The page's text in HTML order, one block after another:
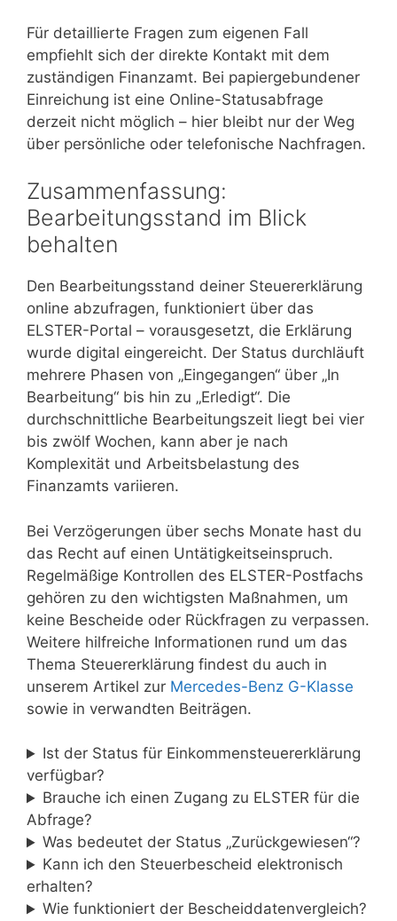
Für detaillierte Fragen zum eigenen Fall
empfiehlt sich der direkte Kontakt mit dem
zuständigen Finanzamt. Bei papiergebundener
Einreichung ist eine Online-Statusabfrage
derzeit nicht möglich – hier bleibt nur der Weg
über persönliche oder telefonische Nachfragen.
Zusammenfassung:
Bearbeitungsstand im Blick
behalten
Den Bearbeitungsstand deiner Steuererklärung
online abzufragen, funktioniert über das
ELSTER-Portal – vorausgesetzt, die Erklärung
wurde digital eingereicht. Der Status durchläuft
mehrere Phasen von „Eingegangen“ über „In
Bearbeitung“ bis hin zu „Erledigt“. Die
durchschnittliche Bearbeitungszeit liegt bei vier
bis zwölf Wochen, kann aber je nach
Komplexität und Arbeitsbelastung des
Finanzamts variieren.
Bei Verzögerungen über sechs Monate hast du
das Recht auf einen Untätigkeitseinspruch.
Regelmäßige Kontrollen des ELSTER-Postfachs
gehören zu den wichtigsten Maßnahmen, um
keine Bescheide oder Rückfragen zu verpassen.
Weitere hilfreiche Informationen rund um das
Thema Steuererklärung findest du auch in
unserem Artikel zur Mercedes-Benz G-Klasse
sowie in verwandten Beiträgen.
Ist der Status für Einkommensteuererklärung
verfügbar?
Brauche ich einen Zugang zu ELSTER für die
Abfrage?
Was bedeutet der Status „Zurückgewiesen“?
Kann ich den Steuerbescheid elektronisch
erhalten?
Wie funktioniert der Bescheiddatenvergleich?